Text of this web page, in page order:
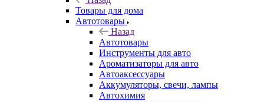
Товары для дома
Автотовары
Назад
Автотовары
Инструменты для авто
Ароматизаторы для авто
Автоаксессуары
Аккумуляторы, свечи, лампы
Автохимия